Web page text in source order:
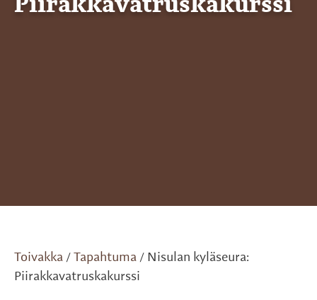
Piirakkavatruskakurssi
Toivakka / Tapahtuma / Nisulan kyläseura:
Piirakkavatruskakurssi